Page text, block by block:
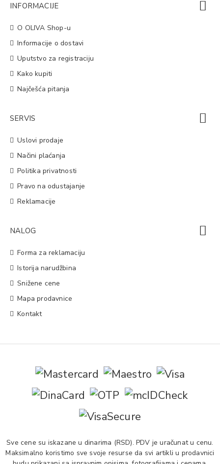
INFORMACIJE
O OLIVA Shop-u
Informacije o dostavi
Uputstvo za registraciju
Kako kupiti
Najčešća pitanja
SERVIS
Uslovi prodaje
Načini plaćanja
Politika privatnosti
Pravo na odustajanje
Reklamacije
NALOG
Forma za reklamaciju
Istorija narudžbina
Snižene cene
Mapa prodavnice
Kontakt
Sve cene su iskazane u dinarima (RSD). PDV je uračunat u cenu.
Maksimalno koristimo sve svoje resurse da svi artikli u prodavnici